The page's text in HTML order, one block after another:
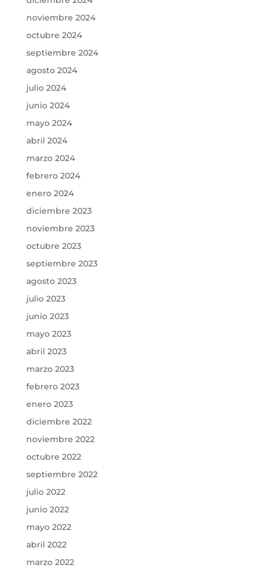
noviembre 2024
octubre 2024
septiembre 2024
agosto 2024
julio 2024
junio 2024
mayo 2024
abril 2024
marzo 2024
febrero 2024
enero 2024
diciembre 2023
noviembre 2023
octubre 2023
septiembre 2023
agosto 2023
julio 2023
junio 2023
mayo 2023
abril 2023
marzo 2023
febrero 2023
enero 2023
diciembre 2022
noviembre 2022
octubre 2022
septiembre 2022
julio 2022
junio 2022
mayo 2022
abril 2022
marzo 2022